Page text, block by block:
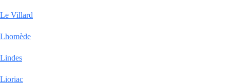
Le Villard
Lhomède
Lindes
Lioriac